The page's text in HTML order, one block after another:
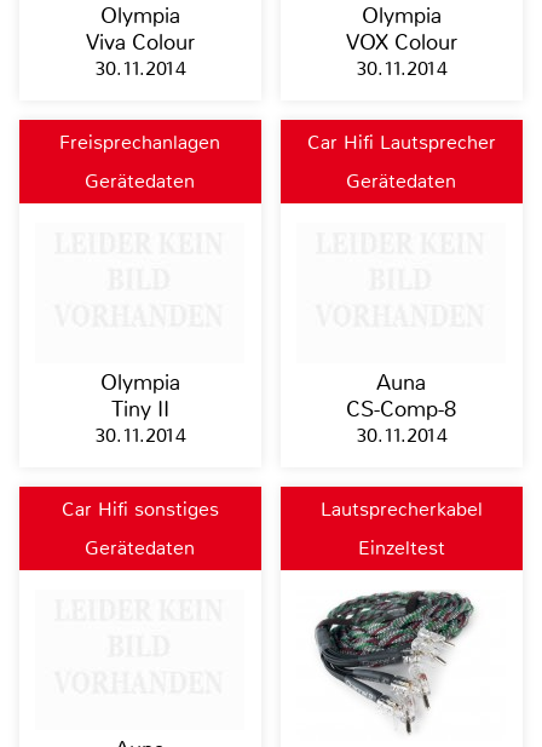
Olympia
Viva Colour
30.11.2014
Olympia
VOX Colour
30.11.2014
Freisprechanlagen
Gerätedaten
Olympia
Tiny II
30.11.2014
Car Hifi Lautsprecher
Gerätedaten
Auna
CS-Comp-8
30.11.2014
Car Hifi sonstiges
Gerätedaten
Lautsprecherkabel
Einzeltest